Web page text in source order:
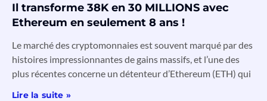
Il transforme 38K en 30 MILLIONS avec
Ethereum en seulement 8 ans !
Le marché des cryptomonnaies est souvent marqué par des
histoires impressionnantes de gains massifs, et l’une des
plus récentes concerne un détenteur d’Ethereum (ETH) qui
Lire la suite »